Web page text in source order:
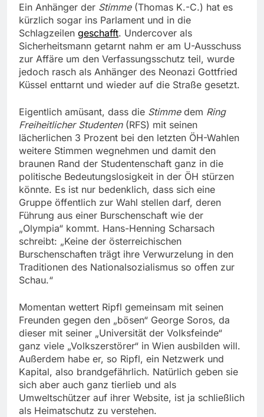
Ein Anhänger der Stimme(Thomas K.-C.) hat es
kürzlich sogar ins Parlament und in die
Schlagzeilen geschafft. Undercover als
Sicherheitsmann getarnt nahm er am U-Ausschuss
zur Affäre um den Verfassungsschutz teil, wurde
jedoch rasch als Anhänger des Neonazi Gottfried
Küssel enttarnt und wieder auf die Straße gesetzt.
Eigentlich amüsant, dass die Stimme dem Ring
Freiheitlicher Studenten (RFS) mit seinen
lächerlichen 3 Prozent bei den letzten ÖH-Wahlen
weitere Stimmen wegnehmen und damit den
braunen Rand der Studentenschaft ganz in die
politische Bedeutungslosigkeit in der ÖH stürzen
könnte. Es ist nur bedenklich, dass sich eine
Gruppe öffentlich zur Wahl stellen darf, deren
Führung aus einer Burschenschaft wie der
„Olympia“ kommt. Hans-Henning Scharsach
schreibt: „Keine der österreichischen
Burschenschaften trägt ihre Verwurzelung in den
Traditionen des Nationalsozialismus so offen zur
Schau.“
Momentan wettert Ripfl gemeinsam mit seinen
Freunden gegen den „bösen“ George Soros, da
dieser mit seiner „Universität der Volksfeinde“
ganz viele „Volkszerstörer“ in Wien ausbilden will.
Außerdem habe er, so Ripfl, ein Netzwerk und
Kapital, also brandgefährlich. Natürlich geben sie
sich aber auch ganz tierlieb und als
Umweltschützer auf ihrer Website, ist ja schließlich
als Heimatschutz zu verstehen.